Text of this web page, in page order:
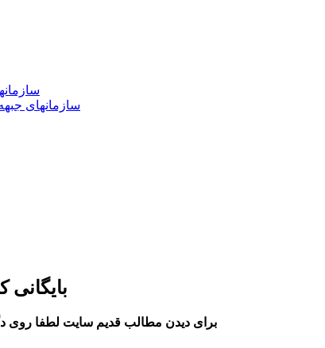
-
- سازمانهای
بایگانی
برای دیدن مطالب قدیم سایت لطفا روی